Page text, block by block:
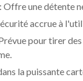
Offre une détente
accrue à
pour tirer
la puissante